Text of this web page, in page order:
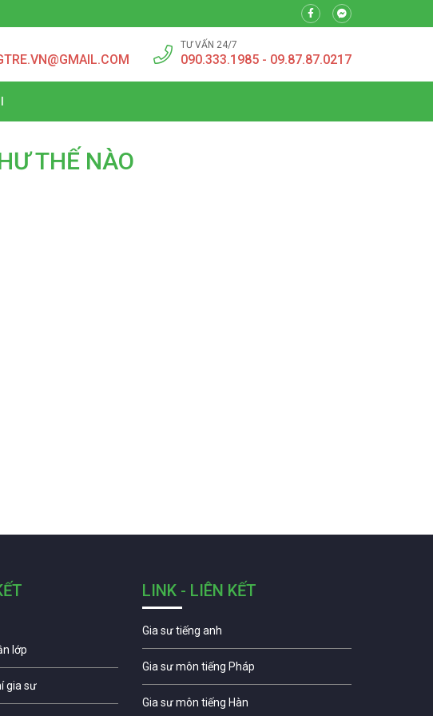
TƯ VẤN 24/7
090.333.1985 - 09.87.87.0217
THẾ NÀO
lớp
gia sư
LINK - LIÊN KẾT
Gia sư tiếng anh
Gia sư môn tiếng Pháp
Gia sư môn tiếng Hàn